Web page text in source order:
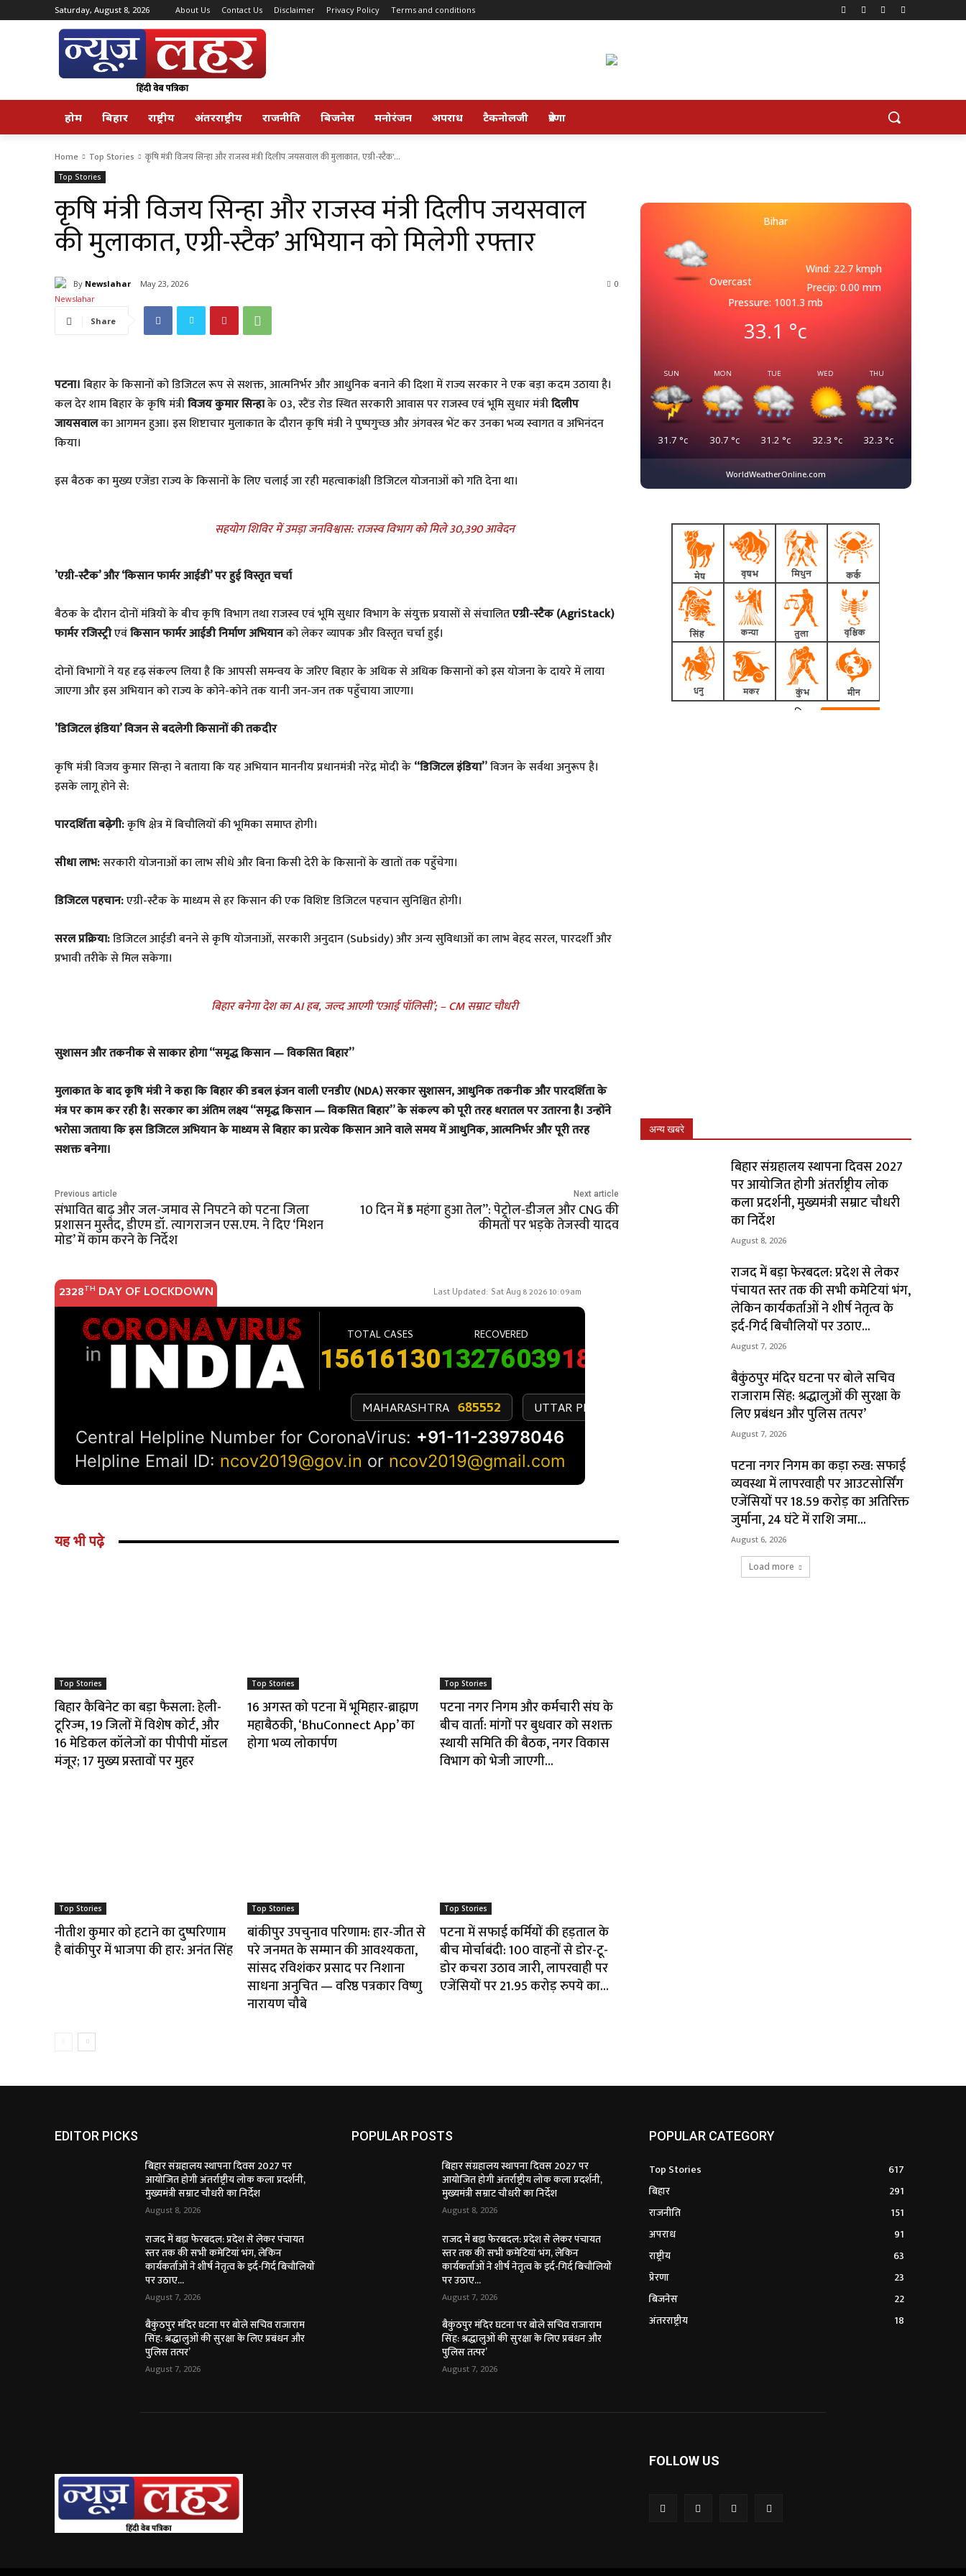
Saturday, August 8, 2026 About Us Contact Us Disclaimer Privacy Policy Terms and conditions
होम बिहार राष्ट्रीय अंतरराष्ट्रीय राजनीति बिजनेस मनोरंजन अपराध टैकनोलजी प्रेरणा
Home Top Stories कृषि मंत्री विजय सिन्हा और राजस्व मंत्री दिलीप जयसवाल की मुलाकात, एग्री-स्टैक'...
Top Stories
कृषि मंत्री विजय सिन्हा और राजस्व मंत्री दिलीप जयसवाल
की मुलाकात, एग्री-स्टैक’ अभियान को मिलेगी रफ्तार
By Newslahar May 23, 2026 0
Share
पटना।बिहार के किसानों को डिजिटल रूप से सशक्त, आत्मनिर्भर और आधुनिक बनाने की दिशा में राज्य सरकार ने एक बड़ा कदम उठाया है।
कल देर शाम बिहार के कृषि मंत्रीविजय कुमार सिन्हाके 03, स्टैंड रोड स्थित सरकारी आवास पर राजस्व एवं भूमि सुधार मंत्रीदिलीप
जायसवालका आगमन हुआ। इस शिष्टाचार मुलाकात के दौरान कृषि मंत्री ने पुष्पगुच्छ और अंगवस्त्र भेंट कर उनका भव्य स्वागत व अभिनंदन
किया।
​इस बैठक का मुख्य एजेंडा राज्य के किसानों के लिए चलाई जा रही महत्वाकांक्षी डिजिटल योजनाओं को गति देना था।
सहयोग शिविर में उमड़ा जनविश्वास: राजस्व विभाग को मिले 30,390 आवेदन
​’एग्री-स्टैक’ और ‘किसान फार्मर आईडी’ पर हुई विस्तृत चर्चा
​बैठक के दौरान दोनों मंत्रियों के बीच कृषि विभाग तथा राजस्व एवं भूमि सुधार विभाग के संयुक्त प्रयासों से संचालितएग्री-स्टैक (AgriStack)
फार्मर रजिस्ट्रीएवंकिसान फार्मर आईडी निर्माण अभियानको लेकर व्यापक और विस्तृत चर्चा हुई।
​दोनों विभागों ने यह दृढ़ संकल्प लिया है कि आपसी समन्वय के जरिए बिहार के अधिक से अधिक किसानों को इस योजना के दायरे में लाया
जाएगा और इस अभियान को राज्य के कोने-कोने तक यानी जन-जन तक पहुँचाया जाएगा।
​’डिजिटल इंडिया’ विजन से बदलेगी किसानों की तकदीर
​कृषि मंत्री विजय कुमार सिन्हा ने बताया कि यह अभियान माननीय प्रधानमंत्री नरेंद्र मोदी के“डिजिटल इंडिया”विजन के सर्वथा अनुरूप है।
इसके लागू होने से:
पारदर्शिता बढ़ेगी:कृषि क्षेत्र में बिचौलियों की भूमिका समाप्त होगी।
सीधा लाभ:सरकारी योजनाओं का लाभ सीधे और बिना किसी देरी के किसानों के खातों तक पहुँचेगा।
डिजिटल पहचान:एग्री-स्टैक के माध्यम से हर किसान की एक विशिष्ट डिजिटल पहचान सुनिश्चित होगी।
सरल प्रक्रिया:डिजिटल आईडी बनने से कृषि योजनाओं, सरकारी अनुदान (Subsidy) और अन्य सुविधाओं का लाभ बेहद सरल, पारदर्शी और
प्रभावी तरीके से मिल सकेगा।
बिहार बनेगा देश का AI हब, जल्द आएगी ‘एआई पॉलिसी’; – CM सम्राट चौधरी
सुशासन और तकनीक से साकार होगा “समृद्ध किसान — विकसित बिहार”
मुलाकात के बाद कृषि मंत्री ने कहा कि बिहार की डबल इंजन वाली एनडीए (NDA) सरकार सुशासन, आधुनिक तकनीक और पारदर्शिता के
मंत्र पर काम कर रही है। सरकार का अंतिम लक्ष्य “समृद्ध किसान — विकसित बिहार” के संकल्प को पूरी तरह धरातल पर उतारना है। उन्होंने
भरोसा जताया कि इस डिजिटल अभियान के माध्यम से बिहार का प्रत्येक किसान आने वाले समय में आधुनिक, आत्मनिर्भर और पूरी तरह
सशक्त बनेगा।
Previous article
संभावित बाढ़ और जल-जमाव से निपटने को पटना जिला
प्रशासन मुस्तैद, डीएम डॉ. त्यागराजन एस.एम. ने दिए ‘मिशन
मोड’ में काम करने के निर्देश
Next article
10 दिन में ₹5 महंगा हुआ तेल”: पेट्रोल-डीजल और CNG की
कीमतों पर भड़के तेजस्वी यादव
यह भी पढ़े
Top Stories
बिहार कैबिनेट का बड़ा फैसला: हेली-
टूरिज्म, 19 जिलों में विशेष कोर्ट, और
16 मेडिकल कॉलेजों का पीपीपी मॉडल
मंजूर; 17 मुख्य प्रस्तावों पर मुहर
Top Stories
16 अगस्त को पटना में भूमिहार-ब्राह्मण
महाबैठकी, ‘BhuConnect App’ का
होगा भव्य लोकार्पण
Top Stories
पटना नगर निगम और कर्मचारी संघ के
बीच वार्ता: मांगों पर बुधवार को सशक्त
स्थायी समिति की बैठक, नगर विकास
विभाग को भेजी जाएगी...
Top Stories
नीतीश कुमार को हटाने का दुष्परिणाम
है बांकीपुर में भाजपा की हार: अनंत सिंह
Top Stories
बांकीपुर उपचुनाव परिणाम: हार-जीत से
परे जनमत के सम्मान की आवश्यकता,
सांसद रविशंकर प्रसाद पर निशाना
साधना अनुचित — वरिष्ठ पत्रकार विष्णु
नारायण चौबे
Top Stories
पटना में सफाई कर्मियों की हड़ताल के
बीच मोर्चाबंदी: 100 वाहनों से डोर-टू-
डोर कचरा उठाव जारी, लापरवाही पर
एजेंसियों पर 21.95 करोड़ रुपये का...
Bihar
Overcast
Wind: 22.7 kmph
Precip: 0.00 mm
Pressure: 1001.3 mb
33.1 °c
SUN
31.7 °c
MON
30.7 °c
TUE
31.2 °c
WED
32.3 °c
THU
32.3 °c
WorldWeatherOnline.com
अन्य खबरे
बिहार संग्रहालय स्थापना दिवस 2027
पर आयोजित होगी अंतर्राष्ट्रीय लोक
कला प्रदर्शनी, मुख्यमंत्री सम्राट चौधरी
का निर्देश
August 8, 2026
राजद में बड़ा फेरबदल: प्रदेश से लेकर
पंचायत स्तर तक की सभी कमेटियां भंग,
लेकिन कार्यकर्ताओं ने शीर्ष नेतृत्व के
इर्द-गिर्द बिचौलियों पर उठाए...
August 7, 2026
बैकुंठपुर मंदिर घटना पर बोले सचिव
राजाराम सिंह: श्रद्धालुओं की सुरक्षा के
लिए प्रबंधन और पुलिस तत्पर’
August 7, 2026
पटना नगर निगम का कड़ा रुख: सफाई
व्यवस्था में लापरवाही पर आउटसोर्सिंग
एजेंसियों पर ₹18.59 करोड़ का अतिरिक्त
जुर्माना, 24 घंटे में राशि जमा...
August 6, 2026
Load more
EDITOR PICKS
बिहार संग्रहालय स्थापना दिवस 2027 पर
आयोजित होगी अंतर्राष्ट्रीय लोक कला प्रदर्शनी,
मुख्यमंत्री सम्राट चौधरी का निर्देश
August 8, 2026
राजद में बड़ा फेरबदल: प्रदेश से लेकर पंचायत
स्तर तक की सभी कमेटियां भंग, लेकिन
कार्यकर्ताओं ने शीर्ष नेतृत्व के इर्द-गिर्द बिचौलियों
पर उठाए...
August 7, 2026
बैकुंठपुर मंदिर घटना पर बोले सचिव राजाराम
सिंह: श्रद्धालुओं की सुरक्षा के लिए प्रबंधन और
पुलिस तत्पर’
August 7, 2026
POPULAR POSTS
बिहार संग्रहालय स्थापना दिवस 2027 पर
आयोजित होगी अंतर्राष्ट्रीय लोक कला प्रदर्शनी,
मुख्यमंत्री सम्राट चौधरी का निर्देश
August 8, 2026
राजद में बड़ा फेरबदल: प्रदेश से लेकर पंचायत
स्तर तक की सभी कमेटियां भंग, लेकिन
कार्यकर्ताओं ने शीर्ष नेतृत्व के इर्द-गिर्द बिचौलियों
पर उठाए...
August 7, 2026
बैकुंठपुर मंदिर घटना पर बोले सचिव राजाराम
सिंह: श्रद्धालुओं की सुरक्षा के लिए प्रबंधन और
पुलिस तत्पर’
August 7, 2026
POPULAR CATEGORY
Top Stories
617
बिहार
291
राजनीति
151
अपराध
91
राष्ट्रीय
63
प्रेरणा
23
बिजनेस
22
अंतरराष्ट्रीय
18
FOLLOW US